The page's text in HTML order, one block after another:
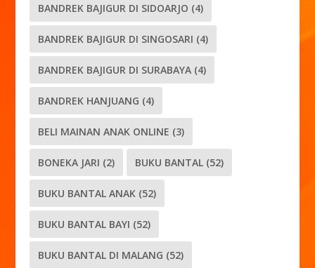
BANDREK BAJIGUR DI SIDOARJO (4)
BANDREK BAJIGUR DI SINGOSARI (4)
BANDREK BAJIGUR DI SURABAYA (4)
BANDREK HANJUANG (4)
BELI MAINAN ANAK ONLINE (3)
BONEKA JARI (2) BUKU BANTAL (52)
BUKU BANTAL ANAK (52)
BUKU BANTAL BAYI (52)
BUKU BANTAL DI MALANG (52)